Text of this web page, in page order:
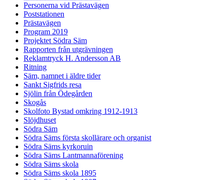
Personerna vid Prästavägen
Poststationen
Prästavägen
Program 2019
Projektet Södra Säm
Rapporten från utgrävningen
Reklamtryck H. Andersson AB
Ritning
Säm, namnet i äldre tider
Sankt Sigfrids resa
Sjölin från Ödegården
Skogås
Skolfoto Bystad omkring 1912-1913
Slöjdhuset
Södra Säm
Södra Säms första skollärare och organist
Södra Säms kyrkoruin
Södra Säms Lantmannaförening
Södra Säms skola
Södra Säms skola 1895